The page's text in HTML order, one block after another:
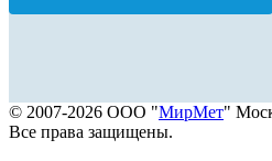
© 2007-2026 ООО "МирМет"
Все права защищены.